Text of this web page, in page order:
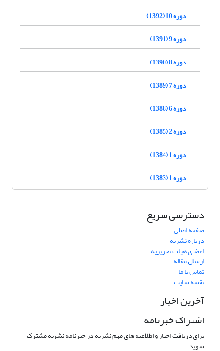
دوره 10 (1392)
دوره 9 (1391)
دوره 8 (1390)
دوره 7 (1389)
دوره 6 (1388)
دوره 2 (1385)
دوره 1 (1384)
دوره 1 (1383)
دسترسی سریع
صفحه اصلی
درباره نشریه
اعضای هیات تحریریه
ارسال مقاله
تماس با ما
نقشه سایت
آخرین اخبار
اشتراک خبرنامه
برای دریافت اخبار و اطلاعیه های مهم نشریه در خبرنامه نشریه مشترک
شوید.